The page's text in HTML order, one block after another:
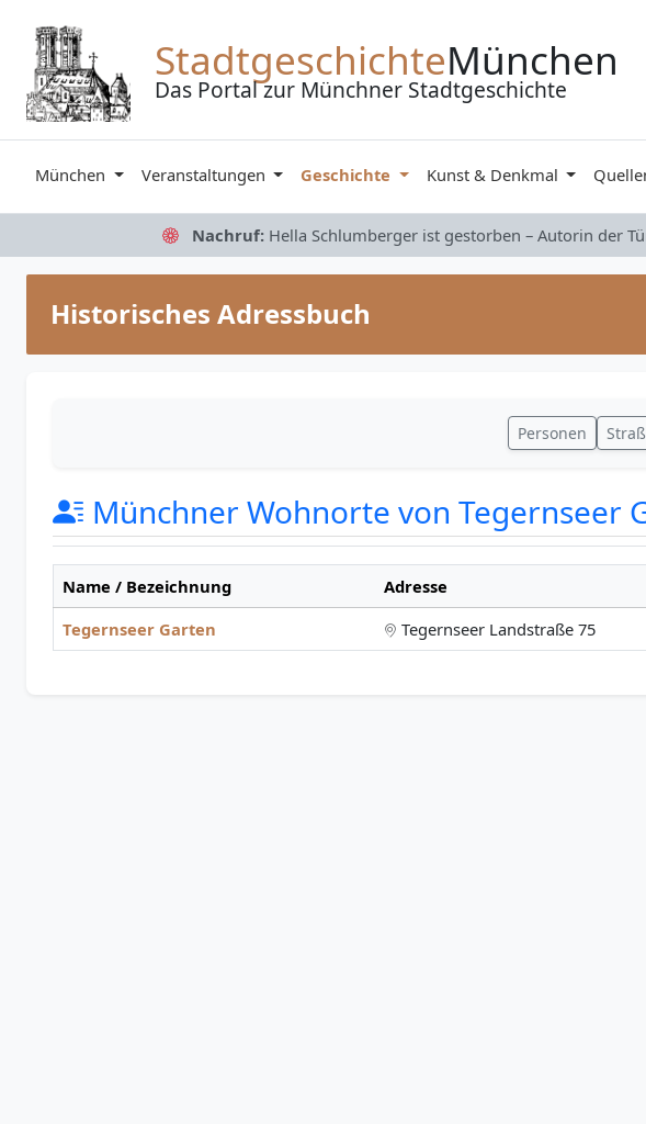
StadtgeschichteMünchen
Das Portal zur Münchner Stadtgeschichte
München Veranstaltungen Geschichte Kunst & Denkmal
Nachruf: Hella Schlumberger ist gestorben – Autorin der
Historisches Adressbuch
Personen
Münchner Wohnorte von Tegernseer
Name / Bezeichnung Adresse
Tegernseer Garten
Tegernseer Landstraße 75